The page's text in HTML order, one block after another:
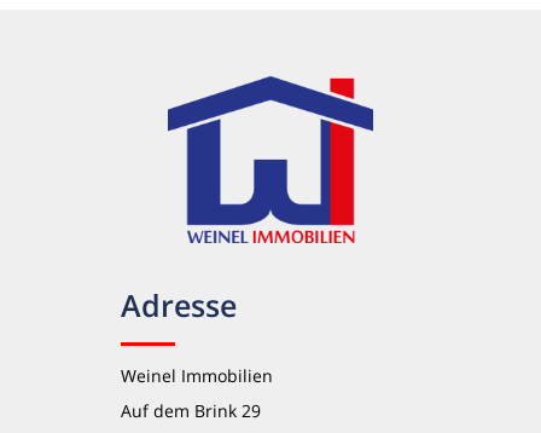
Adresse
Weinel Immobilien
Auf dem Brink 29